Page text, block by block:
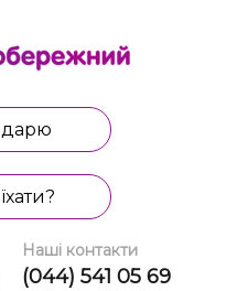
Наші контакти
(044) 541 05 69